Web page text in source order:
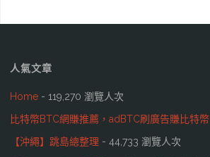
人氣文章
Home - 119,270 瀏覽人次
比特幣BTC網賺推薦，adBTC刷廣告賺比特幣
【沖繩】跳島總整理 - 44,733 瀏覽人次